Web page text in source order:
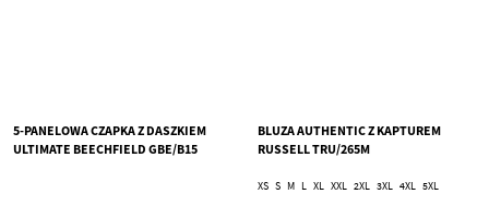
5-PANELOWA CZAPKA Z DASZKIEM
ULTIMATE BEECHFIELD GBE/B15
BLUZA AUTHENTIC Z KAPTUREM
RUSSELL TRU/265M
XS S M L XL XXL 2XL 3XL 4XL 5XL